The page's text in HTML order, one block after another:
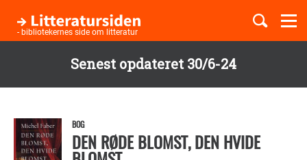
Senest opdateret 30/6-24
hovedindhold
- bibliotekernes side om litteratur
Børnebøger
BOG
DEN RØDE BLOMST, DEN HVIDE